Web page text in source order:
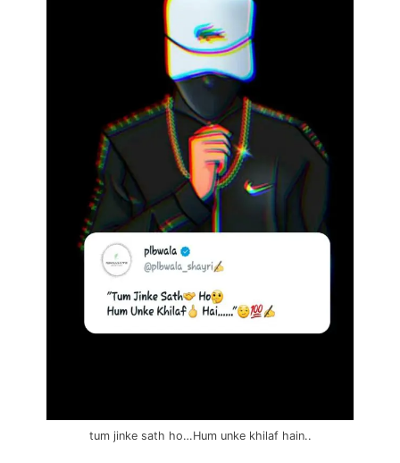
tum jinke sath ho…Hum unke khilaf hain..